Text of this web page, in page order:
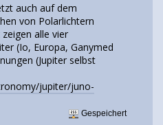
auch auf dem
von Polarlichtern
alle vier
(Io, Europa, Ganymed
(Jupiter selbst
jupiter/juno-
Gespeichert